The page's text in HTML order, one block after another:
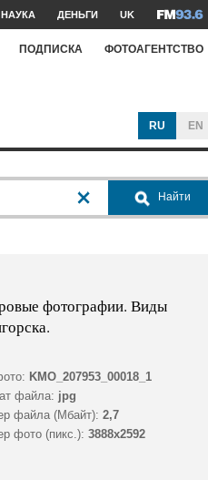
НАУКА ДЕНЬГИ UK
ПОДПИСКА ФОТОАГЕНТСТВО
RU EN
Найти
фотографии. Виды
KMO_207953_00018_1
файла: jpg
файла (Мбайт): 2,7
фото (пикс.): 3888x2592